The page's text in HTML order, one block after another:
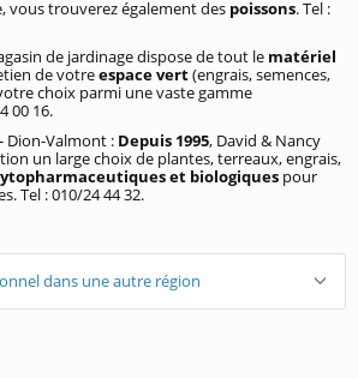
vous trouverez également des poissons. Tel :
de jardinage dispose de tout le matériel
de votreespace vert(engrais, semences,
choix parmi une vaste gamme
00 16.
Dion-Valmont : Depuis 1995, David & Nancy
un large choix de plantes, terreaux, engrais,
et biologiques pour
Tel : 010/24 44 32.
dans une autre région